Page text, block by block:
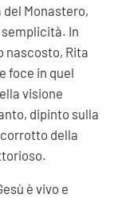
Monastero,
In
nascosto, Rita
foce in quel
visione
dipinto sulla
della
è vivo e